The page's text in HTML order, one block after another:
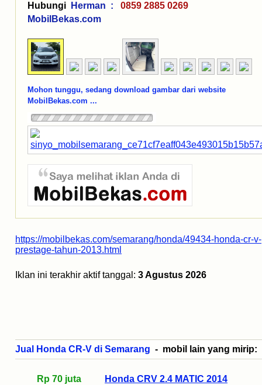
Hubungi Herman :
0859 2885 0269
MobilBekas.com
Mohon tunggu, sedang download gambar dari website
MobilBekas.com ...
https://mobilbekas.com/semarang/honda/49434-honda-cr-v-
prestage-tahun-2013.html
Iklan ini terakhir aktif tanggal: 3 Agustus 2026
Jual Honda CR-V di Semarang - mobil lain yang mirip:
Rp 70 juta
Honda CRV 2.4 MATIC 2014